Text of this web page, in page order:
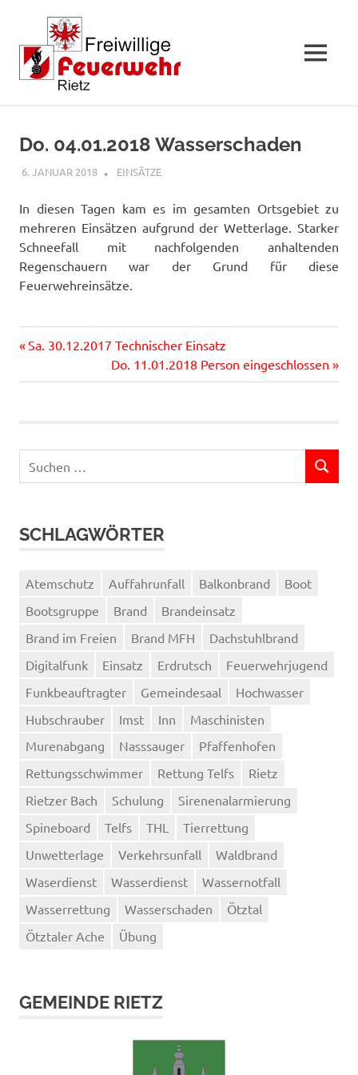
springen
MENÜ
Do. 04.01.2018 Wasserschaden
6. JANUAR 2018 RAINER SCHUCHTER
EINSÄTZE
In diesen Tagen kam es im gesamten Ortsgebiet zu
mehreren Einsätzen aufgrund der Wetterlage. Starker
Schneefall mit nachfolgenden anhaltenden
Regenschauern war der Grund für diese
Feuerwehreinsätze.
Beitragsnavigation
Vorheriger
Sa. 30.12.2017 Technischer Einsatz
Nächster
Beitrag:
Do. 11.01.2018 Person eingeschlossen
nach:
SUCHEN
SCHLAGWÖRTER
Atemschutz Auffahrunfall Balkonbrand
Boot
Bootsgruppe
Brand
Brandeinsatz
Brand im Freien
Brand MFH
Dachstuhlbrand
Digitalfunk
Einsatz Erdrutsch
Feuerwehrjugend
Funkbeauftragter
Gemeindesaal
Hochwasser
Hubschrauber
Imst Inn
Maschinisten
Murenabgang
Nasssauger
Pfaffenhofen
Rettungsschwimmer
Rettung Telfs
Rietz
Rietzer Bach
Schulung
Sirenenalarmierung
Spineboard
Telfs THL
Tierrettung
Unwetterlage
Verkehrsunfall
Waldbrand
Waserdienst
Wasserdienst
Wassernotfall
Wasserrettung
Wasserschaden
Ötztal
Ötztaler Ache
Übung
GEMEINDE RIETZ